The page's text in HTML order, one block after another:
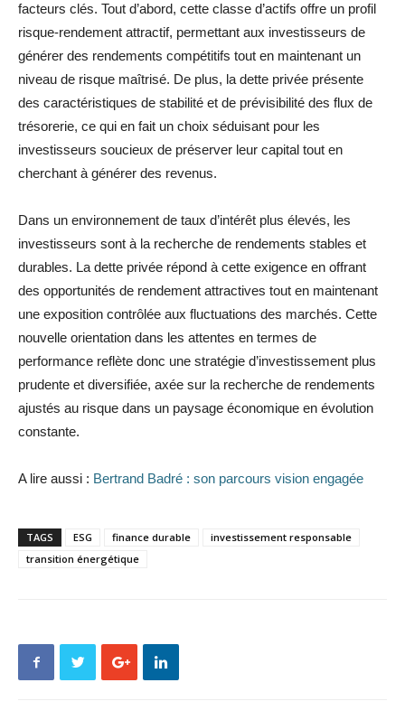
facteurs clés. Tout d’abord, cette classe d’actifs offre un profil
risque-rendement attractif, permettant aux investisseurs de
générer des rendements compétitifs tout en maintenant un
niveau de risque maîtrisé. De plus, la dette privée présente
des caractéristiques de stabilité et de prévisibilité des flux de
trésorerie, ce qui en fait un choix séduisant pour les
investisseurs soucieux de préserver leur capital tout en
cherchant à générer des revenus.
Dans un environnement de taux d’intérêt plus élevés, les
investisseurs sont à la recherche de rendements stables et
durables. La dette privée répond à cette exigence en offrant
des opportunités de rendement attractives tout en maintenant
une exposition contrôlée aux fluctuations des marchés. Cette
nouvelle orientation dans les attentes en termes de
performance reflète donc une stratégie d’investissement plus
prudente et diversifiée, axée sur la recherche de rendements
ajustés au risque dans un paysage économique en évolution
constante.
A lire aussi : Bertrand Badré : son parcours vision engagée
TAGS ESG finance durable
investissement responsable
transition énergétique